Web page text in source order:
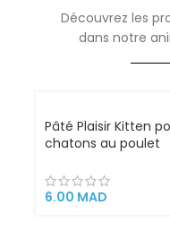
Découvrez les
dans notre
Pâté Plaisir Kitten
chatons au poulet
pour les chatons en
pleine croissance
6.00 MAD